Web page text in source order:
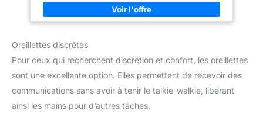
qui permet d'ajuster le volume
circonstances
Oreillettes discrètes
Pour ceux qui recherchent discrétion et confort, les oreillettes
sont une excellente option. Elles permettent de recevoir des
communications sans avoir à tenir le talkie-walkie, libérant
ainsi les mains pour d’autres tâches.